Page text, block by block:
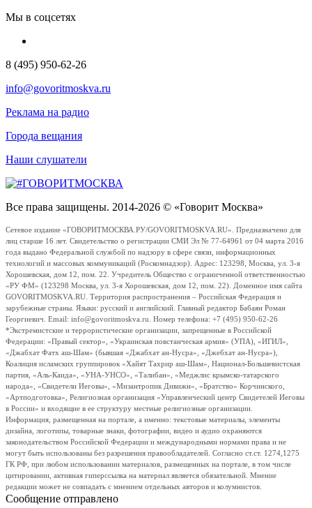
Мы в соцсетях
8 (495) 950-62-26
info@govoritmoskva.ru
Реклама на радио
Города вещания
Наши слушатели
Все права защищены. 2014-2026 © «Говорит Москва»
Сетевое издание «ГОВОРИТМОСКВА.РУ/GOVORITMOSKVA.RU». Предназначено для
лиц старше 16 лет. Свидетельство о регистрации СМИ Эл № 77-64961 от 04 марта 2016
года выдано Федеральной службой по надзору в сфере связи, информационных
технологий и массовых коммуникаций (Роскомнадзор). Адрес: 123298, Москва, ул. 3-я
Хорошевская, дом 12, пом. 22. Учредитель Общество с ограниченной ответственностью
«РУ ФМ» (123298 Москва, ул. 3-я Хорошевская, дом 12, пом. 22). Доменное имя сайта
GOVORITMOSKVA.RU. Территория распространения – Российская Федерация и
зарубежные страны. Языки: русский и английский. Главный редактор Бабаян Роман
Георгиевич. Email: info@govoritmoskva.ru. Номер телефона: +7 (495) 950-62-26
*Экстремистские и террористические организации, запрещенные в Российской
Федерации: «Правый сектор», «Украинская повстанческая армия» (УПА), «ИГИЛ»,
«Джабхат Фатх аш-Шам» (бывшая «Джабхат ан-Нусра», «Джебхат ан-Нусра»),
Коалиция исламских группировок «Хайят Тахрир аш-Шам», Национал-Большевистская
партия, «Аль-Каида», «УНА-УНСО», «Талибан», «Меджлис крымско-татарского
народа», «Свидетели Иеговы», «Мизантропик Дивижн», «Братство» Корчинского,
«Артподготовка», Религиозная организация «Управленческий центр Свидетелей Иеговы
в России» и входящие в ее структуру местные религиозные организации.
Информация, размещенная на портале, а именно: текстовые материалы, элементы
дизайна, логотипы, товарные знаки, фотографии, видео и аудио охраняются
законодательством Российской Федерации и международными нормами права и не
могут быть использованы без разрешения правообладателей. Согласно ст.ст. 1274,1275
ГК РФ, при любом использовании материалов, размещенных на портале, в том числе
цитировании, активная гиперссылка на материал является обязательной. Мнение
редакции может не совпадать с мнением отдельных авторов и колумнистов.
Сообщение отправлено